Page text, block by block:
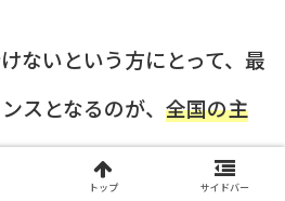
ないという方にとって、最
スとなるのが、 全国の主
事です。特に東京、大阪、
トップ サイドバー